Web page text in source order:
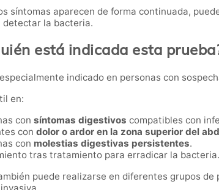
síntomas aparecen de forma continuada,
detectar la bacteria.
está indicada esta
indicado en personas con
en:
con síntomas digestivos compatibles con
con dolor o ardor en la zona superior del
con molestias digestivas persistentes.
tras tratamiento para erradicar la bacteria.
puede realizarse en diferentes grupos de